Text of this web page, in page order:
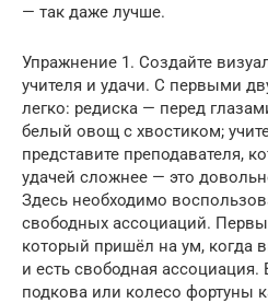
— так даже лучше.
Упражнение 1. Создайте
учителя и удачи. С первыми
легко: редиска — перед
белый овощ с хвостиком;
представите преподавателя,
удачей сложнее — это
Здесь необходимо
свободных ассоциаций.
который пришёл на ум, когда
и есть свободная ассоциация.
подкова или колесо фортуны